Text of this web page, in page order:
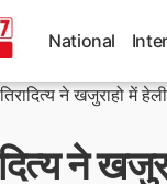
National
ने खजुराहो में
ने